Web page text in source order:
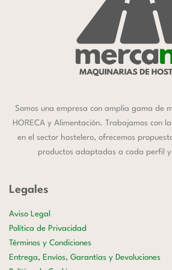
Somos una empresa con amplia gama de
HORECA y Alimentación. Trabajamos con
en el sector hostelero, ofrecemos
productos adaptadas a cada perfil
Legales
Aviso Legal
Política de Privacidad
Términos y Condiciones
Entrega, Envíos, Garantías y Devoluciones